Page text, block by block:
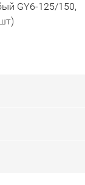
GY6-125/150,